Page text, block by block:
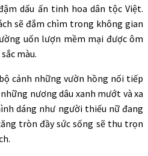
dấu ấn tinh hoa dân tộc Việt.
sẽ đắm chìm trong không gian
uốn lượn mềm mại được ôm
màu.
cảnh những vườn hồng nối tiếp
nương dâu xanh mướt và xa
dáng như người thiếu nữ đang
tròn đầy sức sống sẽ thu trọn